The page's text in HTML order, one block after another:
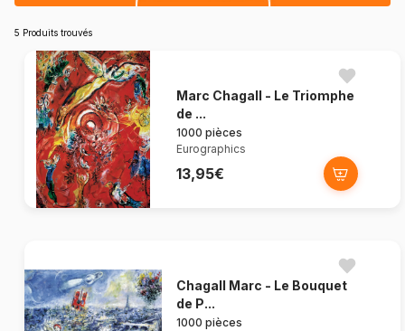
5 Produits trouvés
Marc Chagall - Le Triomphe
de ...
1000 pièces
Eurographics
13,95€
Chagall Marc - Le Bouquet
de P...
1000 pièces